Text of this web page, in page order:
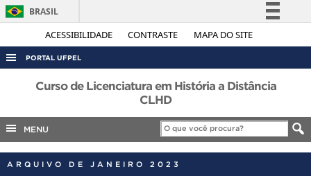
ACESSIBILIDADE CONTRASTE MAPA DO SITE
BRASIL
Simplifique!
Legislação
Canais
PORTAL UFPEL
ACESSO À INFORMAÇÃO
COBALTO
CONCURSOS
Curso de Licenciatura em História a Distância
CLHD
MENU
ARQUIVO DE JANEIRO 2023